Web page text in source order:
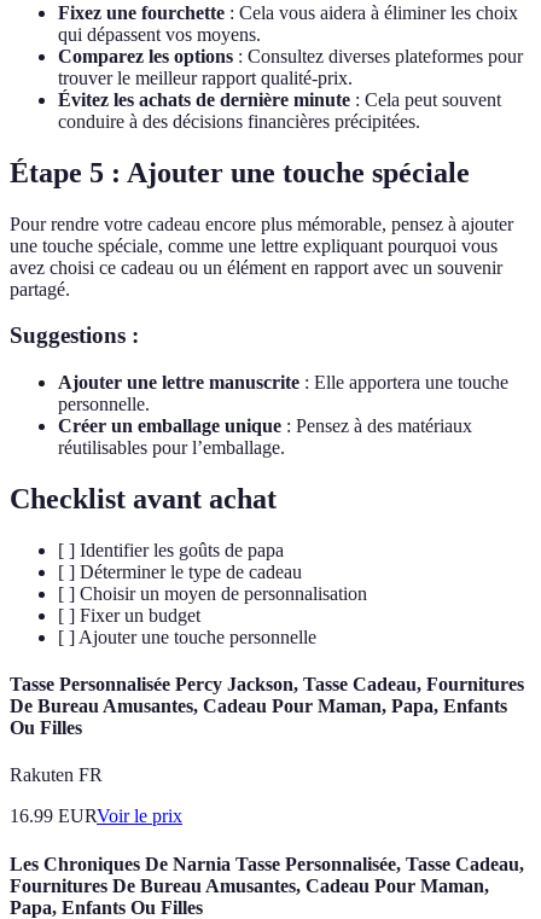
Fixez une fourchette : Cela vous aidera à éliminer les choix
qui dépassent vos moyens.
Comparez les options : Consultez diverses plateformes pour
trouver le meilleur rapport qualité-prix.
Évitez les achats de dernière minute : Cela peut souvent
conduire à des décisions financières précipitées.
Étape 5 : Ajouter une touche spéciale
Pour rendre votre cadeau encore plus mémorable, pensez à ajouter
une touche spéciale, comme une lettre expliquant pourquoi vous
avez choisi ce cadeau ou un élément en rapport avec un souvenir
partagé.
Suggestions :
Ajouter une lettre manuscrite : Elle apportera une touche
personnelle.
Créer un emballage unique : Pensez à des matériaux
réutilisables pour l’emballage.
Checklist avant achat
[ ] Identifier les goûts de papa
[ ] Déterminer le type de cadeau
[ ] Choisir un moyen de personnalisation
[ ] Fixer un budget
[ ] Ajouter une touche personnelle
Tasse Personnalisée Percy Jackson, Tasse Cadeau, Fournitures
De Bureau Amusantes, Cadeau Pour Maman, Papa, Enfants
Ou Filles
Rakuten FR
16.99 EURVoir le prix
Les Chroniques De Narnia Tasse Personnalisée, Tasse Cadeau,
Fournitures De Bureau Amusantes, Cadeau Pour Maman,
Papa, Enfants Ou Filles